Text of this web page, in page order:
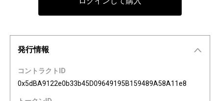
mbination patterns of "character x expression x background color."
発行情報
コントラクトID
0x5dBA9122e0b33b45D09649195B159489A58A11e8